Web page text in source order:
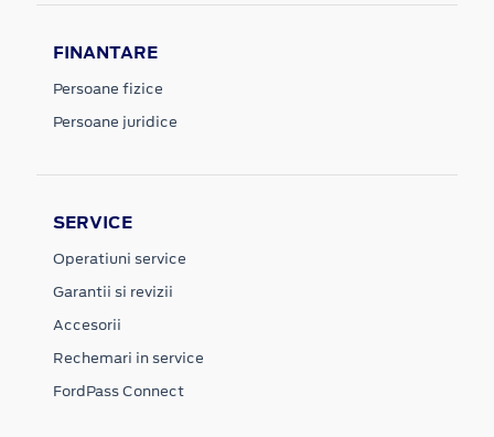
FINANTARE
Persoane fizice
Persoane juridice
SERVICE
Operatiuni service
Garantii si revizii
Accesorii
Rechemari in service
FordPass Connect